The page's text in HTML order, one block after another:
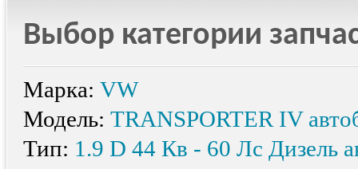
Выбор категории
Марка: VW
Модель: TRANSPORTER IV
Тип: 1.9 D 44 Кв - 60 Лс Дизель